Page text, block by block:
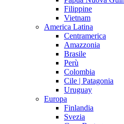
Filippine
Vietnam
America Latina
Centramerica
Amazzonia
Brasile
Perù
Colombia
Cile | Patagonia
Uruguay
Europa
Finlandia
Svezia